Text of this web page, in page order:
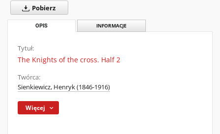
Pobierz
OPIS INFORMACJE
Tytuł:
The Knights of the cross. Half 2
Twórca:
Sienkiewicz, Henryk (1846-1916)
Więcej